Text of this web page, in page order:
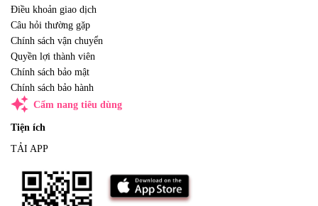
Điều khoản giao dịch
Câu hỏi thường gặp
Chính sách vận chuyển
Quyền lợi thành viên
Chính sách bảo mật
Chính sách bảo hành
auto_awesome Cẩm nang tiêu dùng
Tiện ích
TẢI APP